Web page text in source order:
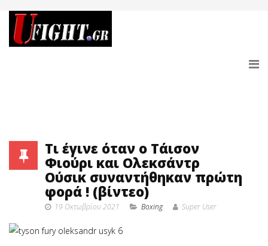
Τι έγινε όταν ο Τάισον
Φιούρι και Ολεκσάντρ
Ούσικ συναντήθηκαν πρώτη
φορά ! (βίντεο)
19 Οκτωβρίου 2021 Boxing Super User